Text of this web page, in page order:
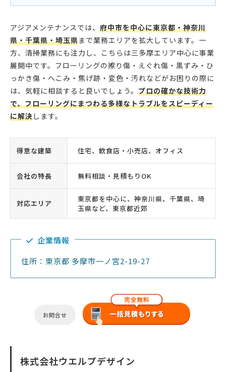
アジアメンテナンスでは、 府中市を中心に東京都・神奈川
県・千葉県・埼玉県まで業務エリアを拡大しています。一
方、清掃業務にも注力し、こちらは三多摩エリア中心に事業
展開中です。フローリングの擦り傷・えぐれ傷・黒ずみ・ひ
っかき傷・へこみ・焦げ跡・変色・汚れなどがお困りの際に
は、気軽に相談すると良いでしょう。 プロの確かな技術力
で、フローリングにまつわる多様なトラブルをスピーディー
に解決します。
得意な建築 住宅、飲食店・小売店、オフィス
会社の特長 無料相談・見積もりOK
対応エリア
東京都を中心に、神奈川県、千葉県、埼
玉県など、東京都近郊
企業情報
住所：東京都 多摩市一ノ宮2-19-27
お問合せ
株式会社ウエルプデザイン